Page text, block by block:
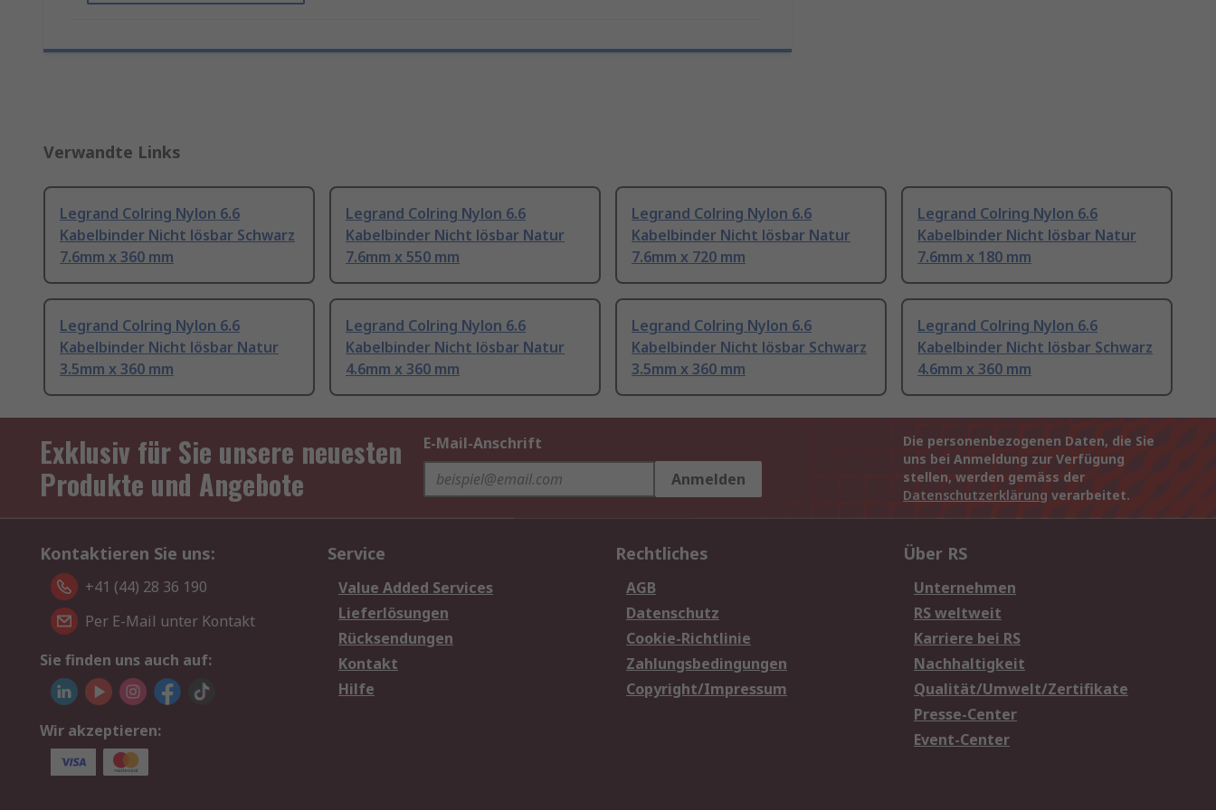
Verwandte Links
Legrand Colring Nylon 6.6
Kabelbinder Nicht lösbar Schwarz
7.6mm x 360 mm
Legrand Colring Nylon 6.6
Kabelbinder Nicht lösbar Natur
7.6mm x 550 mm
Legrand Colring Nylon 6.6
Kabelbinder Nicht lösbar Natur
7.6mm x 720 mm
Legrand Colring Nylon 6.6
Kabelbinder Nicht lösbar Natur
7.6mm x 180 mm
Legrand Colring Nylon 6.6
Kabelbinder Nicht lösbar Natur
3.5mm x 360 mm
Legrand Colring Nylon 6.6
Kabelbinder Nicht lösbar Natur
4.6mm x 360 mm
Legrand Colring Nylon 6.6
Kabelbinder Nicht lösbar Schwarz
3.5mm x 360 mm
Legrand Colring Nylon 6.6
Kabelbinder Nicht lösbar Schwarz
4.6mm x 360 mm
Exklusiv für Sie unsere neuesten
Produkte und Angebote
E-Mail-Anschrift
Anmelden
Die personenbezogenen Daten, die Sie
uns bei Anmeldung zur Verfügung
stellen, werden gemäss der
Datenschutzerklärung verarbeitet.
Kontaktieren Sie uns:
+41 (44) 28 36 190
Per E-Mail unter Kontakt
Sie finden uns auch auf:
Wir akzeptieren:
Service
Value Added Services
Lieferlösungen
Rücksendungen
Kontakt
Hilfe
Rechtliches
AGB
Datenschutz
Cookie-Richtlinie
Zahlungsbedingungen
Copyright/Impressum
Über RS
Unternehmen
RS weltweit
Karriere bei RS
Nachhaltigkeit
Qualität/Umwelt/Zertifikate
Presse-Center
Event-Center